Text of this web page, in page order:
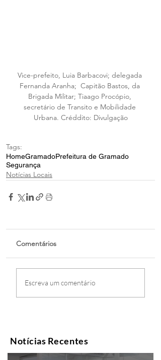
Vice-prefeito, Luia Barbacovi; delegada
Fernanda Aranha;  Capitão Bastos, da
Brigada Militar; Tiaago Procópio,
secretário de Transito e Mobilidade
Urbana. Créddito: Divulgação
Tags:
HomeGramadoPrefeitura de Gramado
Segurança
Notícias Locais
Comentários
Escreva um comentário
Notícias Recentes